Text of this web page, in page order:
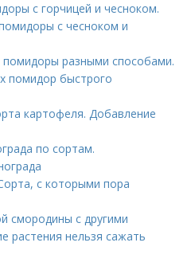
с горчицей и чесноком.
с чесноком и
помидоры разными способами.
помидор быстрого
картофеля. Добавление
по сортам.
с которыми пора
смородины с другими
растения нельзя сажать